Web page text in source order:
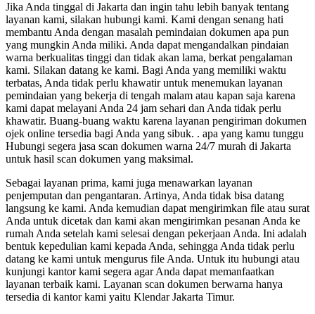
Jika Anda tinggal di Jakarta dan ingin tahu lebih banyak tentang
layanan kami, silakan hubungi kami. Kami dengan senang hati
membantu Anda dengan masalah pemindaian dokumen apa pun
yang mungkin Anda miliki. Anda dapat mengandalkan pindaian
warna berkualitas tinggi dan tidak akan lama, berkat pengalaman
kami. Silakan datang ke kami. Bagi Anda yang memiliki waktu
terbatas, Anda tidak perlu khawatir untuk menemukan layanan
pemindaian yang bekerja di tengah malam atau kapan saja karena
kami dapat melayani Anda 24 jam sehari dan Anda tidak perlu
khawatir. Buang-buang waktu karena layanan pengiriman dokumen
ojek online tersedia bagi Anda yang sibuk. . apa yang kamu tunggu
Hubungi segera jasa scan dokumen warna 24/7 murah di Jakarta
untuk hasil scan dokumen yang maksimal.
Sebagai layanan prima, kami juga menawarkan layanan
penjemputan dan pengantaran. Artinya, Anda tidak bisa datang
langsung ke kami. Anda kemudian dapat mengirimkan file atau surat
Anda untuk dicetak dan kami akan mengirimkan pesanan Anda ke
rumah Anda setelah kami selesai dengan pekerjaan Anda. Ini adalah
bentuk kepedulian kami kepada Anda, sehingga Anda tidak perlu
datang ke kami untuk mengurus file Anda. Untuk itu hubungi atau
kunjungi kantor kami segera agar Anda dapat memanfaatkan
layanan terbaik kami. Layanan scan dokumen berwarna hanya
tersedia di kantor kami yaitu Klendar Jakarta Timur.